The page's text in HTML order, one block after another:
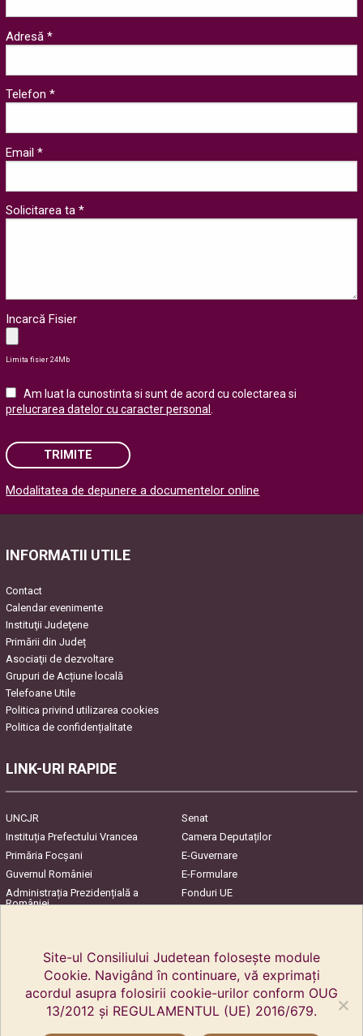
Adresă *
Telefon *
Email *
Solicitarea ta *
Incarcă Fisier
Limita fisier 24Mb
Am luat la cunostinta si sunt de acord cu colectarea si
prelucrarea datelor cu caracter personal
TRIMITE
Please leave this field empty.
Modalitatea de depunere a documentelor online
INFORMATII UTILE
Contact
Calendar evenimente
Instituţii Judeţene
Primării din Județ
Asociaţii de dezvoltare
Grupuri de Acțiune locală
Telefoane Utile
Politica privind utilizarea cookies
Politica de confidențialitate
LINK-URI RAPIDE
UNCJR
Senat
Instituția Prefectului Vrancea
Camera Deputaților
Primăria Focşani
E-Guvernare
Guvernul României
E-Formulare
Administrația Prezidențială a
României
Fonduri UE
Site-ul Consiliului Judetean folosește module
Cookie. Navigând în continuare, vă exprimați
acordul asupra folosirii cookie-urilor conform OUG
13/2012 și REGULAMENTUL (UE) 2016/679.